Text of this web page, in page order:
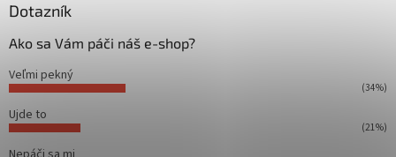
Dotazník
Ako sa Vám páči náš e-shop?
Veľmi pekný
(34%)
Ujde to
(21%)